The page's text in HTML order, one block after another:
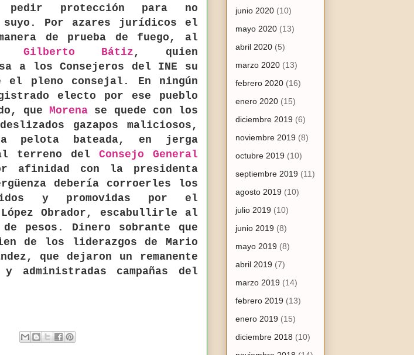
protección para no
Por azares jurídicos el
de prueba de fuego, al
Gilberto Bátiz , quien
a los Consejeros del INE su
el pleno consejal. En ningún
electo por ese pueblo
queMorena se quede con los
gazapos maliciosos,
pelota bateada, en jerga
al terreno del Consejo General
afinidad con la presidenta
debería corroerles los
y promovidas por el
Obrador, escabullirle al
pesos. Dinero sobrante que
de los liderazgos de Mario
que dejaron un remanente
administradas campañas del
junio 2020 (10)
mayo 2020 (13)
abril 2020 (5)
marzo 2020 (13)
febrero 2020 (16)
enero 2020 (15)
diciembre 2019 (6)
noviembre 2019 (8)
octubre 2019 (10)
septiembre 2019 (11)
agosto 2019 (10)
julio 2019 (10)
junio 2019 (8)
mayo 2019 (8)
abril 2019 (7)
marzo 2019 (14)
febrero 2019 (13)
enero 2019 (15)
diciembre 2018 (10)